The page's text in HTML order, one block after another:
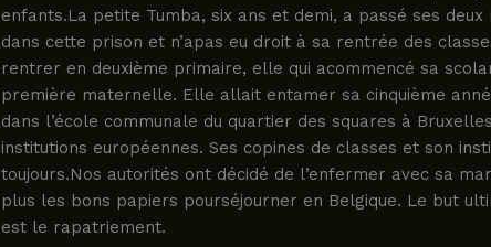
enfants.La petite Tumba, six ans et demi, a passé ses deux
dans cette prison et n’apas eu droit à sa rentrée des
rentrer en deuxième primaire, elle qui acommencé sa
première maternelle. Elle allait entamer sa cinquième
dans l’école communale du quartier des squares à
institutions européennes. Ses copines de classes et son
toujours.Nos autorités ont décidé de l’enfermer avec sa
plus les bons papiers pourséjourner en Belgique. Le but
est le rapatriement.